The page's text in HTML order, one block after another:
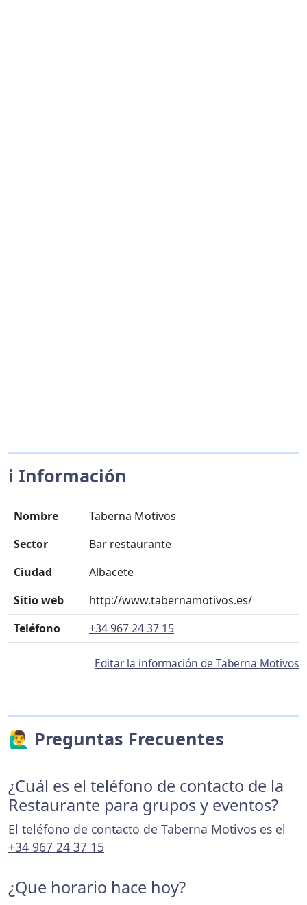
ℹ️ Información
Nombre
Taberna Motivos
Sector
Bar restaurante
Ciudad
Albacete
Sitio web
http://www.tabernamotivos.es/
Teléfono
+34 967 24 37 15
Editar la información de Taberna Motivos
🙋‍♂️ Preguntas Frecuentes
¿Cuál es el teléfono de contacto de la
Restaurante para grupos y eventos?
El teléfono de contacto de Taberna Motivos es el
+34 967 24 37 15
¿Que horario hace hoy?